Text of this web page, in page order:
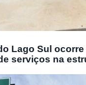
Lago Sul
serviços na